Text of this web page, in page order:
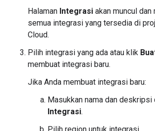
Halaman Integrasi akan muncul dan
semua integrasi yang tersedia di
Cloud.
Pilih integrasi yang ada atau klik
membuat integrasi baru.
Jika Anda membuat integrasi baru:
Masukkan nama dan deskripsi
Integrasi.